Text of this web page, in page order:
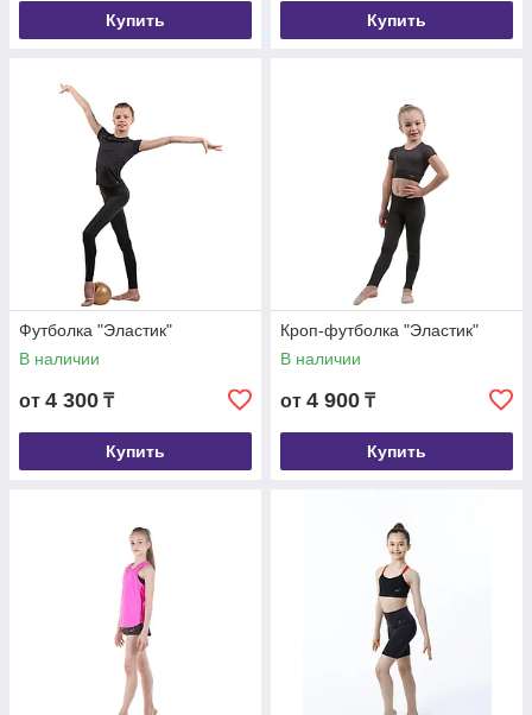
Купить Купить
Футболка "Эластик"
В наличии
от 4 300 ₸
Купить
Кроп-футболка "Эластик"
В наличии
от 4 900 ₸
Купить